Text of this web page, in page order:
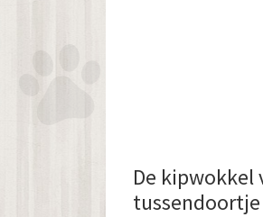
De kipwokkel